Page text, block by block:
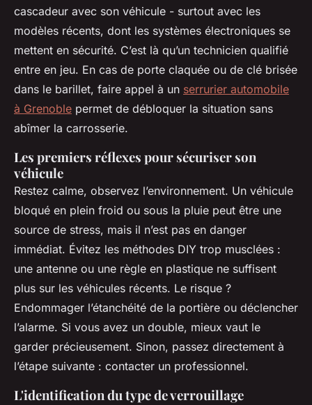
cascadeur avec son véhicule - surtout avec les
modèles récents, dont les systèmes électroniques se
mettent en sécurité. C’est là qu’un technicien qualifié
entre en jeu. En cas de porte claquée ou de clé brisée
dans le barillet, faire appel à un serrurier automobile
à Grenoble permet de débloquer la situation sans
abîmer la carrosserie.
Les premiers réflexes pour sécuriser son
véhicule
Restez calme, observez l’environnement. Un véhicule
bloqué en plein froid ou sous la pluie peut être une
source de stress, mais il n’est pas en danger
immédiat. Évitez les méthodes DIY trop musclées :
une antenne ou une règle en plastique ne suffisent
plus sur les véhicules récents. Le risque ?
Endommager l’étanchéité de la portière ou déclencher
l’alarme. Si vous avez un double, mieux vaut le
garder précieusement. Sinon, passez directement à
l’étape suivante : contacter un professionnel.
L'identification du type de verrouillage